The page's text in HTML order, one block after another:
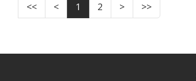
<< < 1 2 > >>